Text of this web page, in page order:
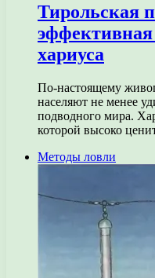
Тирольская
эффективная
хариуса
По-настоящему
населяют не менее
подводного мира.
которой высоко
Методы ловли